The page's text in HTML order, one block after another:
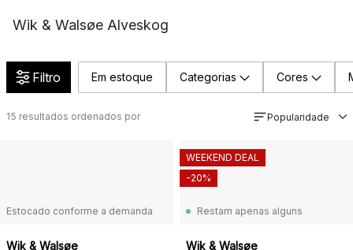
Wik & Walsøe Alveskog
Filtro Em estoque Categorias Cores
15 resultados ordenados por Popularidade
Estocado conforme a demanda
Wik & Walsøe
Restam apenas alguns
Wik & Walsøe
WEEKEND DEAL
-20%